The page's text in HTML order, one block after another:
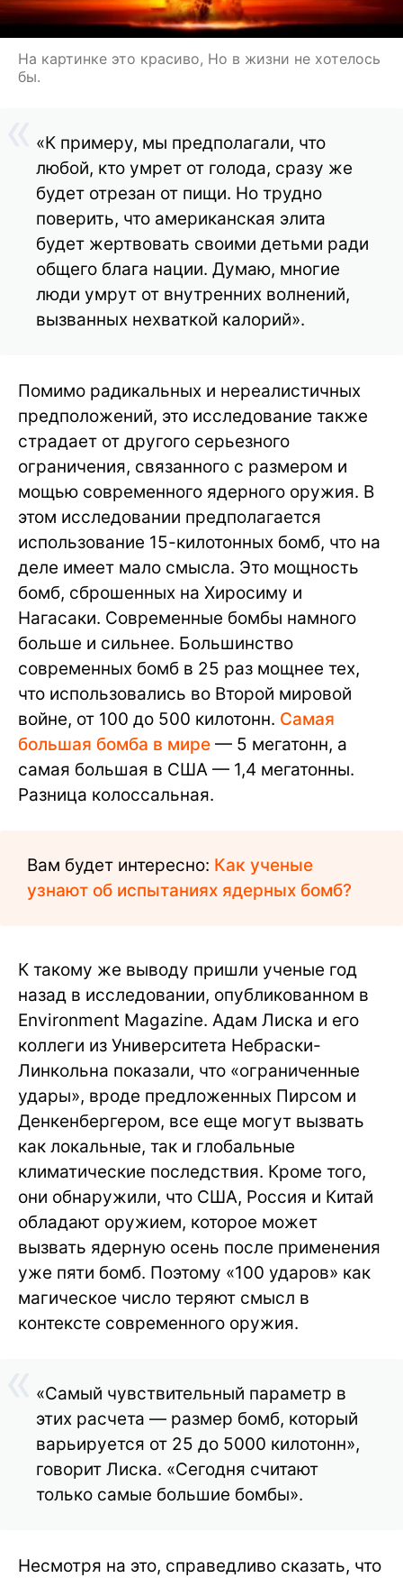
На картинке это красиво, Но в жизни не хотелось
бы.
«К примеру, мы предполагали, что
любой, кто умрет от голода, сразу же
будет отрезан от пищи. Но трудно
поверить, что американская элита
будет жертвовать своими детьми ради
общего блага нации. Думаю, многие
люди умрут от внутренних волнений,
вызванных нехваткой калорий».
Помимо радикальных и нереалистичных
предположений, это исследование также
страдает от другого серьезного
ограничения, связанного с размером и
мощью современного ядерного оружия. В
этом исследовании предполагается
использование 15-килотонных бомб, что на
деле имеет мало смысла. Это мощность
бомб, сброшенных на Хиросиму и
Нагасаки. Современные бомбы намного
больше и сильнее. Большинство
современных бомб в 25 раз мощнее тех,
что использовались во Второй мировой
войне, от 100 до 500 килотонн. Самая
большая бомба в мире — 5 мегатонн, а
самая большая в США — 1,4 мегатонны.
Разница колоссальная.
Вам будет интересно: Как ученые
узнают об испытаниях ядерных бомб?
К такому же выводу пришли ученые год
назад в исследовании, опубликованном в
Environment Magazine. Адам Лиска и его
коллеги из Университета Небраски-
Линкольна показали, что «ограниченные
удары», вроде предложенных Пирсом и
Денкенбергером, все еще могут вызвать
как локальные, так и глобальные
климатические последствия. Кроме того,
они обнаружили, что США, Россия и Китай
обладают оружием, которое может
вызвать ядерную осень после применения
уже пяти бомб. Поэтому «100 ударов» как
магическое число теряют смысл в
контексте современного оружия.
«Самый чувствительный параметр в
этих расчета — размер бомб, который
варьируется от 25 до 5000 килотонн»,
говорит Лиска. «Сегодня считают
только самые большие бомбы».
Несмотря на это, справедливо сказать, что